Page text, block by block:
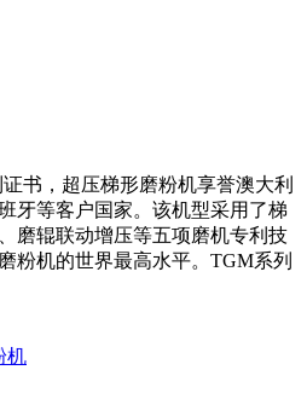
书，超压梯形磨粉机享誉澳大利
牙等客户国家。该机型采用了梯
磨辊联动增压等五项磨机专利技
粉机的世界最高水平。TGM系列